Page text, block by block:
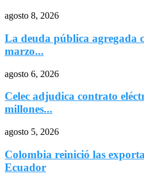
agosto 8, 2026
La deuda pública agregada
marzo...
agosto 6, 2026
Celec adjudica contrato
millones...
agosto 5, 2026
Colombia reinició las
Ecuador